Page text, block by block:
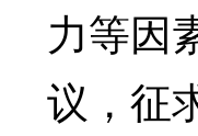
力等因
议，征